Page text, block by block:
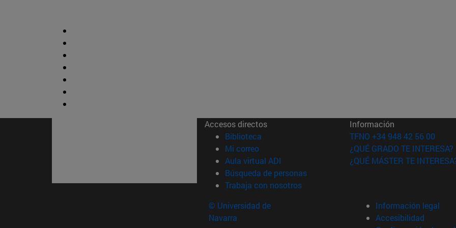
Accesos directos
Biblioteca (abre en nueva ventana)
Mi correo(abre en nueva ventana)
Aula virtual ADI (abre en nueva ventana)
Búsqueda de personas(abre en nueva ventana)
Trabaja con nosotros(abre en nueva ventana)
Información
TFNO +34 948 42 56 00
¿QUÉ GRADO TE INTERESA?
¿QUÉ MÁSTER TE
© Universidad de
Navarra
Información legal
Accesibilidad